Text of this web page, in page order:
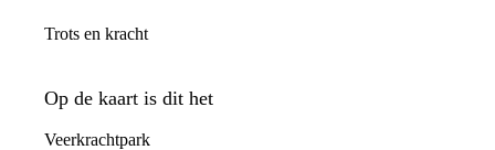
Trots en kracht
Op de kaart is dit het
Veerkrachtpark